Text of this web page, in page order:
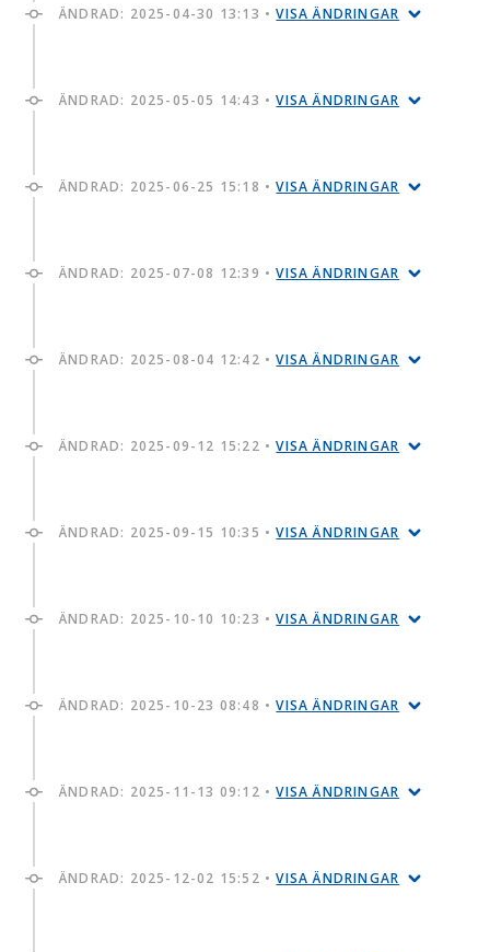
ÄNDRAD: 2025-04-30 13:13 •VISA ÄNDRINGAR
ÄNDRAD: 2025-05-05 14:43 •VISA ÄNDRINGAR
ÄNDRAD: 2025-06-25 15:18 •VISA ÄNDRINGAR
ÄNDRAD: 2025-07-08 12:39 •VISA ÄNDRINGAR
ÄNDRAD: 2025-08-04 12:42 •VISA ÄNDRINGAR
ÄNDRAD: 2025-09-12 15:22 •VISA ÄNDRINGAR
ÄNDRAD: 2025-09-15 10:35 •VISA ÄNDRINGAR
ÄNDRAD: 2025-10-10 10:23 •VISA ÄNDRINGAR
ÄNDRAD: 2025-10-23 08:48 •VISA ÄNDRINGAR
ÄNDRAD: 2025-11-13 09:12 •VISA ÄNDRINGAR
ÄNDRAD: 2025-12-02 15:52 •VISA ÄNDRINGAR